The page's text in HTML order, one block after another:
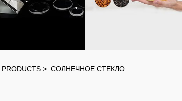
PRODUCTS СОЛНЕЧНОЕ СТЕКЛО